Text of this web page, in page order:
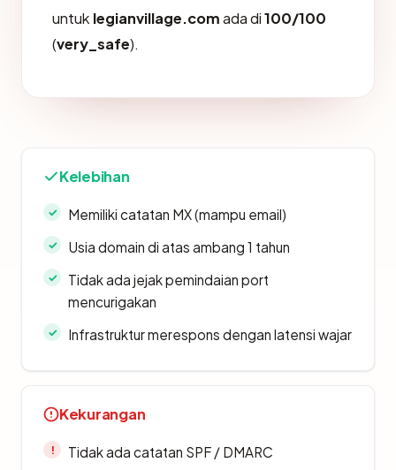
untuk legianvillage.comada di100/100
(very_safe).
Kelebihan
Memiliki catatan MX (mampu email)
Usia domain di atas ambang 1 tahun
Tidak ada jejak pemindaian port
mencurigakan
Infrastruktur merespons dengan latensi wajar
Kekurangan
Tidak ada catatan SPF / DMARC